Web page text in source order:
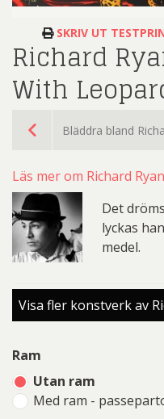
SKRIV UT
Richard
With
Bläddra bland
Läs mer om Richard Ryan
Det
lyckas
medel.
Visa fler konstverk av
Ram
Utan ram
Med ram -